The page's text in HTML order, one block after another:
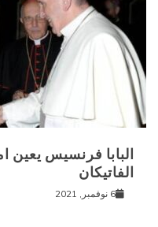
البابا فرنسيس يعين
الفاتيكان
6 نوفمبر, 2021